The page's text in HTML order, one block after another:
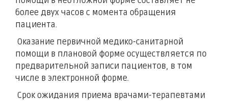
более двух часов с момента обращения
пациента.
Оказание первичной медико-санитарной
помощи в плановой форме осуществляется по
предварительной записи пациентов, в том
числе в электронной форме.
Срок ожидания приема врачами-терапевтами